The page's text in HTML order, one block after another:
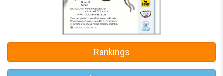
Rankings